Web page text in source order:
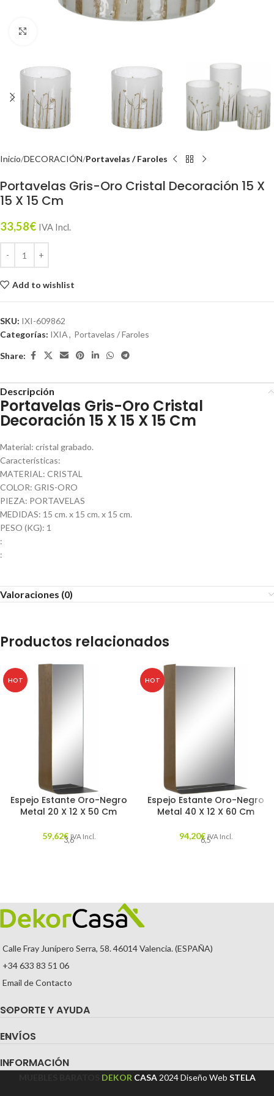
Inicio DECORACIÓN Portavelas / Faroles
Portavelas Gris-Oro Cristal Decoración 15 X
15 X 15 Cm
33,58€ IVA Incl.
Add to wishlist
SKU: IXI-609862
Categorías: IXIA, Portavelas / Faroles
Share:
Descripción
Portavelas Gris-Oro Cristal
Decoración 15 X 15 X 15 Cm
Material: cristal grabado.
Características:
MATERIAL: CRISTAL
COLOR: GRIS-ORO
PIEZA: PORTAVELAS
MEDIDAS: 15 cm. x 15 cm. x 15 cm.
PESO (KG): 1
:
:
Valoraciones (0)
Productos relacionados
HOT
Espejo Estante Oro-Negro
Metal 20 X 12 X 50 Cm
59,62€ IVA Incl.
3,6
HOT
Espejo Estante Oro-Negro
Metal 40 X 12 X 60 Cm
94,20€ IVA Incl.
6,5
Calle Fray Junípero Serra, 58. 46014 Valencia. (ESPAÑA)
+34 633 83 51 06
Email de Contacto
SOPORTE Y AYUDA
ENVÍOS
INFORMACIÓN
DEKOR CASA 2024Diseño Web STELA